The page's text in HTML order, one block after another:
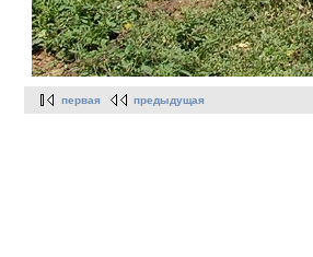
первая предыдущая